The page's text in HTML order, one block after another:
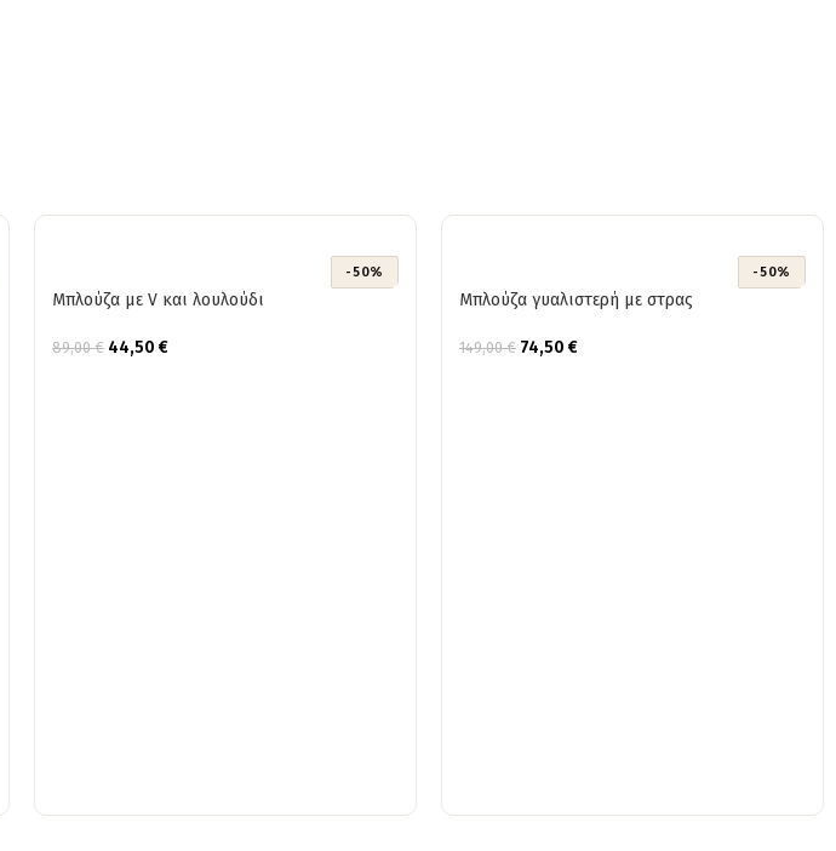
-50%
Μπλούζα με V και λουλούδι
89,00€ 44,50 €
-50%
Μπλούζα γυαλιστερή με στρας
149,00€ 74,50 €